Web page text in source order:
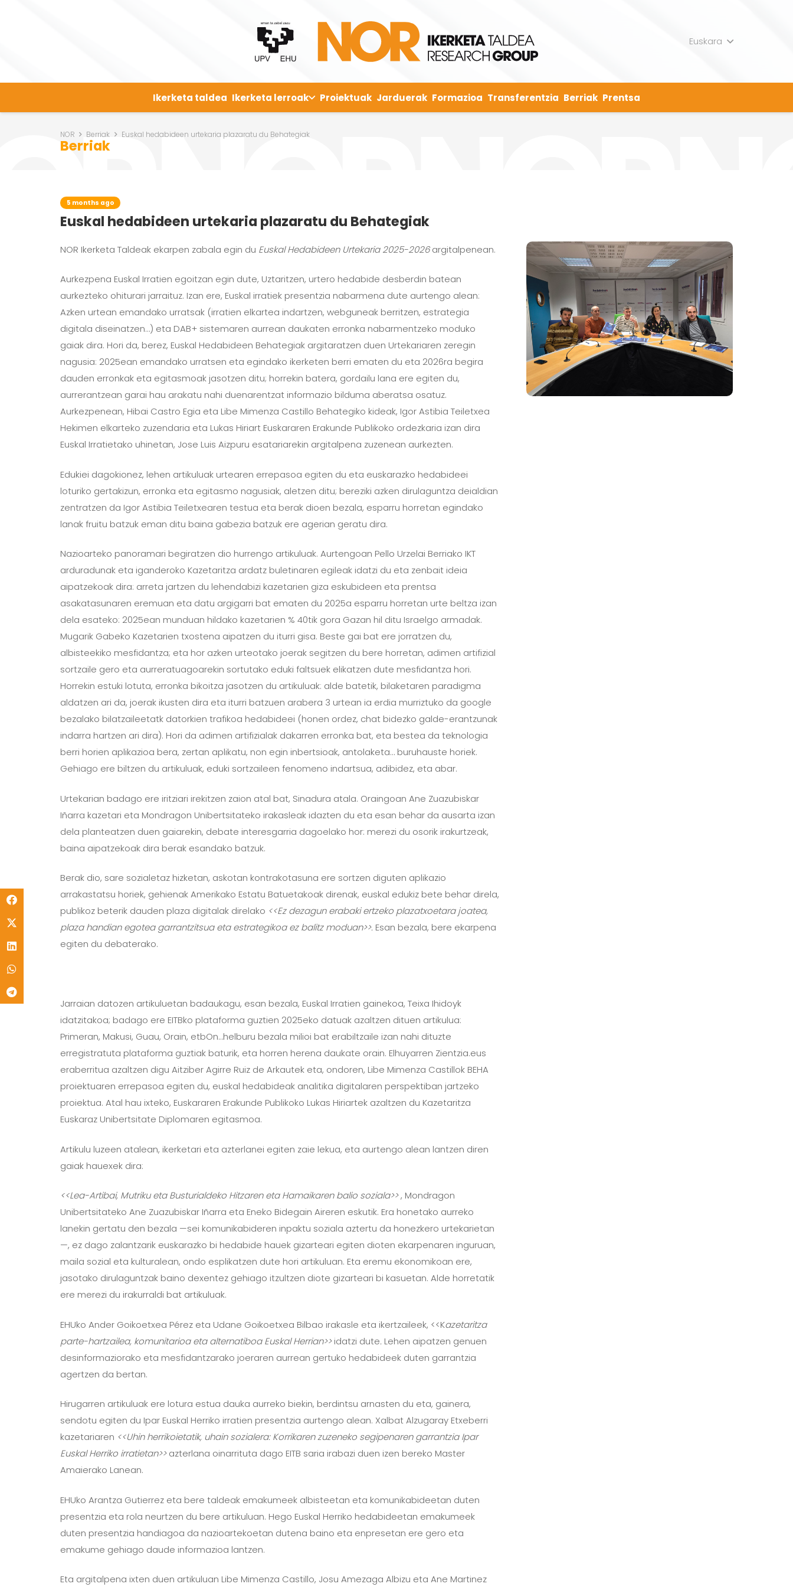
Euskara
Ikerketa taldea Ikerketa lerroak Proiektuak Jarduerak Formazioa Transferentzia Berriak Prentsa
NOR Berriak Euskal hedabideen urtekaria plazaratu du Behategiak
Berriak
5 months ago
Euskal hedabideen urtekaria plazaratu du Behategiak
NOR Ikerketa Taldeak ekarpen zabala egin du Euskal Hedabideen Urtekaria 2025-2026argitalpenean.
Aurkezpena Euskal Irratien egoitzan egin dute, Uztaritzen, urtero hedabide desberdin batean
aurkezteko ohiturari jarraituz. Izan ere, Euskal irratiek presentzia nabarmena dute aurtengo alean:
Azken urtean emandako urratsak (irratien elkartea indartzen, webguneak berritzen, estrategia
digitala diseinatzen…) eta DAB+ sistemaren aurrean daukaten erronka nabarmentzeko moduko
gaiak dira. Hori da, berez, Euskal Hedabideen Behategiak argitaratzen duen Urtekariaren zeregin
nagusia: 2025ean emandako urratsen eta egindako ikerketen berri ematen du eta 2026ra begira
dauden erronkak eta egitasmoak jasotzen ditu; horrekin batera, gordailu lana ere egiten du,
aurrerantzean garai hau arakatu nahi duenarentzat informazio bilduma aberatsa osatuz.
Aurkezpenean, Hibai Castro Egia eta Libe Mimenza Castillo Behategiko kideak, Igor Astibia Teiletxea
Hekimen elkarteko zuzendaria eta Lukas Hiriart Euskararen Erakunde Publikoko ordezkaria izan dira
Euskal Irratietako uhinetan, Jose Luis Aizpuru esatariarekin argitalpena zuzenean aurkezten.
Edukiei dagokionez, lehen artikuluak urtearen errepasoa egiten du eta euskarazko hedabideei
loturiko gertakizun, erronka eta egitasmo nagusiak, aletzen ditu; bereziki azken dirulaguntza deialdian
zentratzen da Igor Astibia Teiletxearen testua eta berak dioen bezala, esparru horretan egindako
lanak fruitu batzuk eman ditu baina gabezia batzuk ere agerian geratu dira.
Nazioarteko panoramari begiratzen dio hurrengo artikuluak. Aurtengoan Pello Urzelai Berriako IKT
arduradunak eta iganderoko Kazetaritza ardatz buletinaren egileak idatzi du eta zenbait ideia
aipatzekoak dira: arreta jartzen du lehendabizi kazetarien giza eskubideen eta prentsa
asakatasunaren eremuan eta datu argigarri bat ematen du 2025a esparru horretan urte beltza izan
dela esateko: 2025ean munduan hildako kazetarien % 40tik gora Gazan hil ditu Israelgo armadak.
Mugarik Gabeko Kazetarien txostena aipatzen du iturri gisa. Beste gai bat ere jorratzen du,
albisteekiko mesfidantza; eta hor azken urteotako joerak segitzen du bere horretan, adimen artifizial
sortzaile gero eta aurreratuagoarekin sortutako eduki faltsuek elikatzen dute mesfidantza hori.
Horrekin estuki lotuta, erronka bikoitza jasotzen du artikuluak: alde batetik, bilaketaren paradigma
aldatzen ari da, joerak ikusten dira eta iturri batzuen arabera 3 urtean ia erdia murriztuko da google
bezalako bilatzaileetatk datorkien trafikoa hedabideei (honen ordez, chat bidezko galde-erantzunak
indarra hartzen ari dira). Hori da adimen artifizialak dakarren erronka bat, eta bestea da teknologia
berri horien aplikazioa bera, zertan aplikatu, non egin inbertsioak, antolaketa… buruhauste horiek.
Gehiago ere biltzen du artikuluak, eduki sortzaileen fenomeno indartsua, adibidez, eta abar.
Urtekarian badago ere iritziari irekitzen zaion atal bat, Sinadura atala. Oraingoan Ane Zuazubiskar
Iñarra kazetari eta Mondragon Unibertsitateko irakasleak idazten du eta esan behar da ausarta izan
dela planteatzen duen gaiarekin, debate interesgarria dagoelako hor: merezi du osorik irakurtzeak,
baina aipatzekoak dira berak esandako batzuk.
Berak dio, sare sozialetaz hizketan, askotan kontrakotasuna ere sortzen diguten aplikazio
arrakastatsu horiek, gehienak Amerikako Estatu Batuetakoak direnak, euskal edukiz bete behar direla,
publikoz beterik dauden plaza digitalak direlako <<Ez dezagun erabaki ertzeko plazatxoetara joatea,
plaza handian egotea garrantzitsua eta estrategikoa ez balitz moduan>>. Esan bezala, bere ekarpena
egiten du debaterako.
Jarraian datozen artikuluetan badaukagu, esan bezala, Euskal Irratien gainekoa, Teixa Ihidoyk
idatzitakoa; badago ere EITBko plataforma guztien 2025eko datuak azaltzen dituen artikulua:
Primeran, Makusi, Guau, Orain, etbOn…helburu bezala milioi bat erabiltzaile izan nahi dituzte
erregistratuta plataforma guztiak baturik, eta horren herena daukate orain. Elhuyarren Zientzia.eus
eraberritua azaltzen digu Aitziber Agirre Ruiz de Arkautek eta, ondoren, Libe Mimenza Castillok BEHA
proiektuaren errepasoa egiten du, euskal hedabideak analitika digitalaren perspektiban jartzeko
proiektua. Atal hau ixteko, Euskararen Erakunde Publikoko Lukas Hiriartek azaltzen du Kazetaritza
Euskaraz Unibertsitate Diplomaren egitasmoa.
Artikulu luzeen atalean, ikerketari eta azterlanei egiten zaie lekua, eta aurtengo alean lantzen diren
gaiak hauexek dira:
<<Lea-Artibai, Mutriku eta Busturialdeko Hitzaren eta Hamaikaren balio soziala>>, Mondragon
Unibertsitateko Ane Zuazubiskar Iñarra eta Eneko Bidegain Aireren eskutik. Era honetako aurreko
lanekin gertatu den bezala —sei komunikabideren inpaktu soziala aztertu da honezkero urtekarietan
—, ez dago zalantzarik euskarazko bi hedabide hauek gizarteari egiten dioten ekarpenaren inguruan,
maila sozial eta kulturalean, ondo esplikatzen dute hori artikuluan. Eta eremu ekonomikoan ere,
jasotako dirulaguntzak baino dexentez gehiago itzultzen diote gizarteari bi kasuetan. Alde horretatik
ere merezi du irakurraldi bat artikuluak.
EHUko Ander Goikoetxea Pérez eta Udane Goikoetxea Bilbao irakasle eta ikertzaileek, <<Kazetaritza
parte-hartzailea, komunitarioa eta alternatiboa Euskal Herrian>>idatzi dute. Lehen aipatzen genuen
desinformaziorako eta mesfidantzarako joeraren aurrean gertuko hedabideek duten garrantzia
agertzen da bertan.
Hirugarren artikuluak ere lotura estua dauka aurreko biekin, berdintsu arnasten du eta, gainera,
sendotu egiten du Ipar Euskal Herriko irratien presentzia aurtengo alean. Xalbat Alzugaray Etxeberri
kazetariaren <<Uhin herrikoietatik, uhain sozialera: Korrikaren zuzeneko segipenaren garrantzia Ipar
Euskal Herriko irratietan>>azterlana oinarrituta dago EITB saria irabazi duen izen bereko Master
Amaierako Lanean.
EHUko Arantza Gutierrez eta bere taldeak emakumeek albisteetan eta komunikabideetan duten
presentzia eta rola neurtzen du bere artikuluan. Hego Euskal Herriko hedabideetan emakumeek
duten presentzia handiagoa da nazioartekoetan dutena baino eta enpresetan ere gero eta
emakume gehiago daude informazioa lantzen.
Eta argitalpena ixten duen artikuluan Libe Mimenza Castillo, Josu Amezaga Albizu eta Ane Martinez